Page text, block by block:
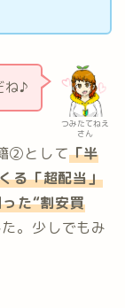
つみたてねえ
さん
ね♪
②として「半
る「超配当」
た“割安買
。少しでもみ